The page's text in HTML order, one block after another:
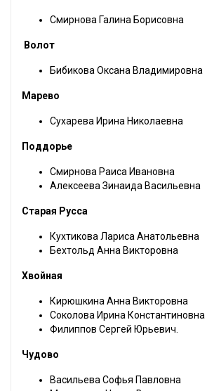
Смирнова Галина Борисовна
Волот
Бибикова Оксана Владимировна
Марево
Сухарева Ирина Николаевна
Поддорье
Смирнова Раиса Ивановна
Алексеева Зинаида Васильевна
Старая Русса
Кухтикова Лариса Анатольевна
Бехтольд Анна Викторовна
Хвойная
Кирюшкина Анна Викторовна
Соколова Ирина Константиновна
Филиппов Сергей Юрьевич.
Чудово
Васильева Софья Павловна